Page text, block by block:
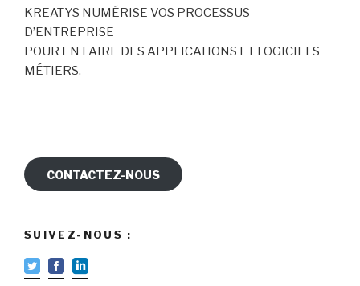
KREATYS NUMÉRISE VOS PROCESSUS
D’ENTREPRISE
POUR EN FAIRE DES APPLICATIONS ET LOGICIELS
MÉTIERS.
CONTACTEZ-NOUS
SUIVEZ-NOUS :